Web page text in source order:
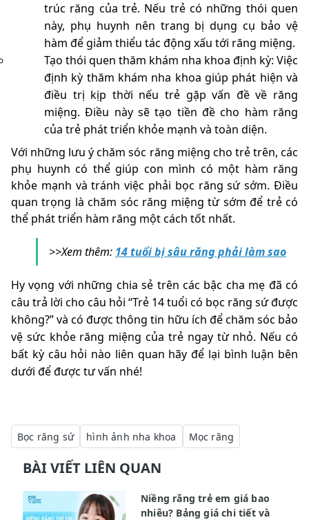
trúc răng của trẻ. Nếu trẻ có những thói quen
này, phụ huynh nên trang bị dụng cụ bảo vệ
hàm để giảm thiểu tác động xấu tới răng miệng.
Tạo thói quen thăm khám nha khoa định kỳ: Việc
định kỳ thăm khám nha khoa giúp phát hiện và
điều trị kịp thời nếu trẻ gặp vấn đề về răng
miệng. Điều này sẽ tạo tiền đề cho hàm răng
của trẻ phát triển khỏe mạnh và toàn diện.
Với những lưu ý chăm sóc răng miệng cho trẻ trên, các
phụ huynh có thể giúp con mình có một hàm răng
khỏe mạnh và tránh việc phải bọc răng sứ sớm. Điều
quan trọng là chăm sóc răng miệng từ sớm để trẻ có
thể phát triển hàm răng một cách tốt nhất.
>>Xem thêm: 14 tuổi bị sâu răng phải làm sao
Hy vọng với những chia sẻ trên các bậc cha mẹ đã có
câu trả lời cho câu hỏi “Trẻ 14 tuổi có bọc răng sứ được
không?” và có được thông tin hữu ích để chăm sóc bảo
vệ sức khỏe răng miệng của trẻ ngay từ nhỏ. Nếu có
bất kỳ câu hỏi nào liên quan hãy để lại bình luận bên
dưới để được tư vấn nhé!
Bọc răng sứ hình ảnh nha khoa Mọc răng
BÀI VIẾT LIÊN QUAN
Niềng răng trẻ em giá bao
nhiêu? Bảng giá chi tiết và